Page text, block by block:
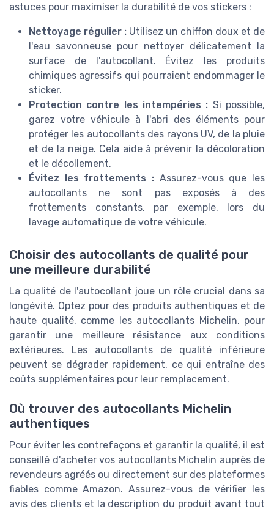
astuces pour maximiser la durabilité de vos stickers :
Nettoyage régulier : Utilisez un chiffon doux et de
l'eau savonneuse pour nettoyer délicatement la
surface de l'autocollant. Évitez les produits
chimiques agressifs qui pourraient endommager le
sticker.
Protection contre les intempéries : Si possible,
garez votre véhicule à l'abri des éléments pour
protéger les autocollants des rayons UV, de la pluie
et de la neige. Cela aide à prévenir la décoloration
et le décollement.
Évitez les frottements : Assurez-vous que les
autocollants ne sont pas exposés à des
frottements constants, par exemple, lors du
lavage automatique de votre véhicule.
Choisir des autocollants de qualité pour
une meilleure durabilité
La qualité de l'autocollant joue un rôle crucial dans sa
longévité. Optez pour des produits authentiques et de
haute qualité, comme les autocollants Michelin, pour
garantir une meilleure résistance aux conditions
extérieures. Les autocollants de qualité inférieure
peuvent se dégrader rapidement, ce qui entraîne des
coûts supplémentaires pour leur remplacement.
Où trouver des autocollants Michelin
authentiques
Pour éviter les contrefaçons et garantir la qualité, il est
conseillé d'acheter vos autocollants Michelin auprès de
revendeurs agréés ou directement sur des plateformes
fiables comme Amazon. Assurez-vous de vérifier les
avis des clients et la description du produit avant tout